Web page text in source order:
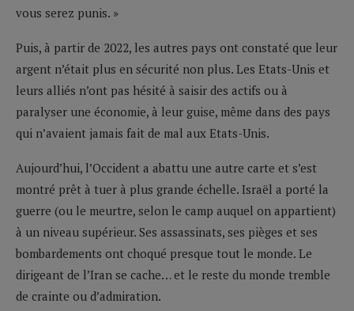
vous serez punis. »
Puis, à partir de 2022, les autres pays ont constaté que leur
argent n’était plus en sécurité non plus. Les Etats-Unis et
leurs alliés n’ont pas hésité à saisir des actifs ou à
paralyser une économie, à leur guise, même dans des pays
qui n’avaient jamais fait de mal aux Etats-Unis.
Aujourd’hui, l’Occident a abattu une autre carte et s’est
montré prêt à tuer à plus grande échelle. Israël a porté la
guerre (ou le meurtre, selon le camp auquel on appartient)
à un niveau supérieur. Ses assassinats, ses pièges et ses
bombardements ont choqué presque tout le monde. Le
dirigeant de l’Iran se cache… et le reste du monde tremble
de crainte ou d’admiration.